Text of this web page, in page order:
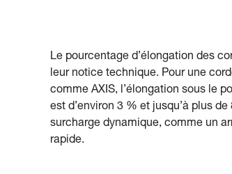
Le pourcentage d’élongation des
leur notice technique. Pour une
comme AXIS, l’élongation sous le
est d’environ 3 % et jusqu’à plus
surcharge dynamique, comme un
rapide.